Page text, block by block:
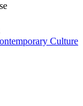
Culture